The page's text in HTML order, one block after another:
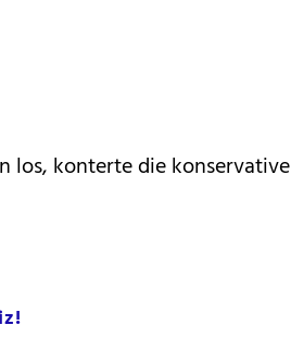
los, konterte die konservative